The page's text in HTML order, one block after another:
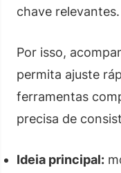
chave relevantes.
Por isso,
permita ajuste
ferramentas
precisa de
Ideia principal: